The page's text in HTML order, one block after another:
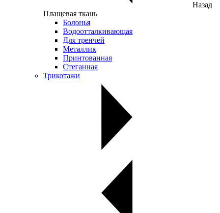
Назад
Плащевая ткань
Болонья
Водоотталкивающая
Для тренчей
Металлик
Принтованная
Стеганная
Трикотажи